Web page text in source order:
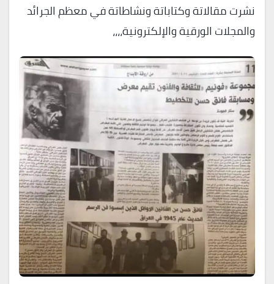
نشرت مقالاتة وكتاباتة ونشاطاتة في معظم الجرائد
والمجلات الورقية والإلكترونية،،،،